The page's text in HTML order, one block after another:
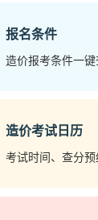
报名条件
造价报考条件一键
造价考试日历
考试时间、查分预